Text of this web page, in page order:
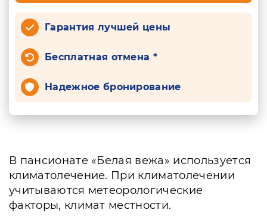
Гарантия лучшей цены
Бесплатная отмена *
Надежное бронирование
В пансионате «Белая вежа» используется
климатолечение. При климатолечении
учитываются метеорологические
факторы, климат местности.